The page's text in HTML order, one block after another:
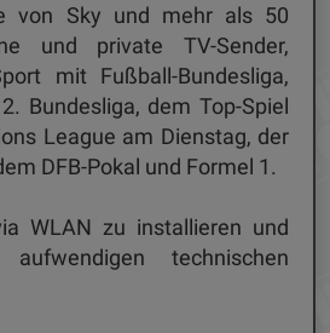
von Sky und mehr als 50
und private TV-Sender,
mit Fußball-Bundesliga,
Bundesliga, dem Top-Spiel
League am Dienstag, der
DFB-Pokal und Formel 1.
WLAN zu installieren und
technischen